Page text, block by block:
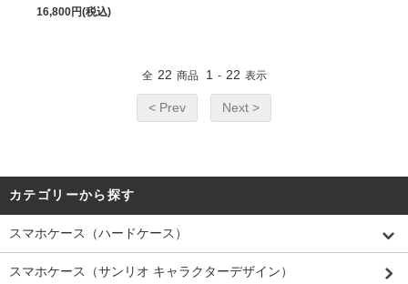
16,800円(税込)
全 22 商品 1 - 22 表示
< Prev Next >
カテゴリーから探す
スマホケース（ハードケース）
スマホケース（サンリオ キャラクターデザイン）